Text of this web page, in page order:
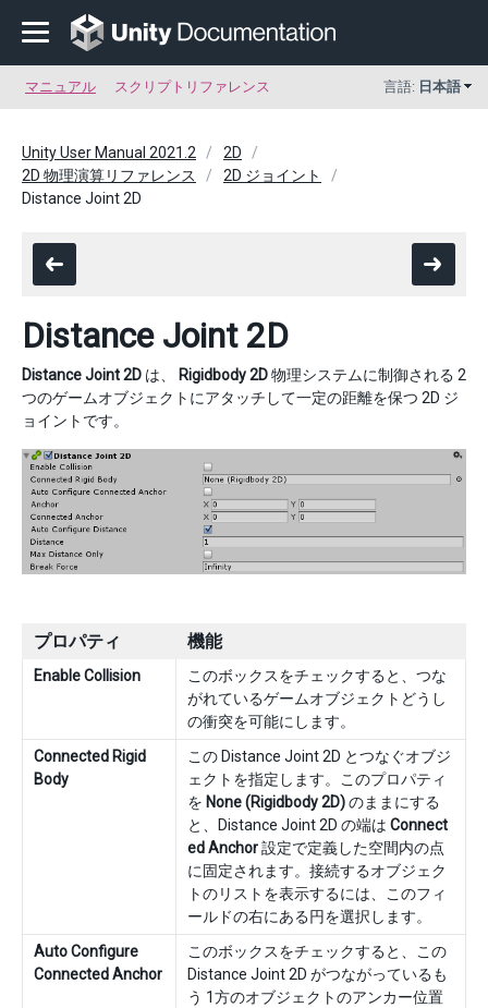
マニュアル スクリプトリファレンス 言語: 日本語
Unity User Manual 2021.2
2D
2D 物理演算リファレンス
2D ジョイント
Distance Joint 2D
Distance Joint 2D
Distance Joint 2D は、 Rigidbody 2D物理システムに制御される 2
つのゲームオブジェクトにアタッチして一定の距離を保つ 2D ジ
ョイントです。
プロパティ 機能
Enable Collision
このボックスをチェックすると、つな
がれているゲームオブジェクトどうし
の衝突を可能にします。
Connected Rigid
Body
この Distance Joint 2D とつなぐオブジ
ェクトを指定します。このプロパティ
を None (Rigidbody 2D)のままにする
と、Distance Joint 2D の端は Connect
ed Anchor設定で定義した空間内の点
に固定されます。接続するオブジェク
トのリストを表示するには、このフィ
ールドの右にある円を選択します。
Auto Configure
Connected Anchor
このボックスをチェックすると、この
Distance Joint 2D がつながっているも
う 1方のオブジェクトのアンカー位置